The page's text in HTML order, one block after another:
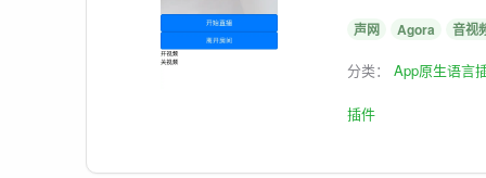
声网 Agora 音视
分类：App原生语言
插件